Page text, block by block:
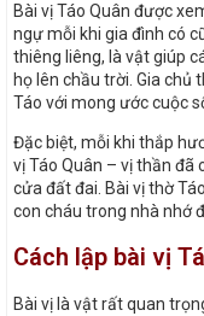
Bài vị Táo Quân được
ngự mỗi khi gia đình có
thiêng liêng, là vật giúp
họ lên chầu trời. Gia chủ
Táo với mong ước cuộc
Đặc biệt, mỗi khi thắp
vị Táo Quân – vị thần đã
cửa đất đai. Bài vị thờ
con cháu trong nhà nhớ
Cách lập bài vị
Bài vị là vật rất quan